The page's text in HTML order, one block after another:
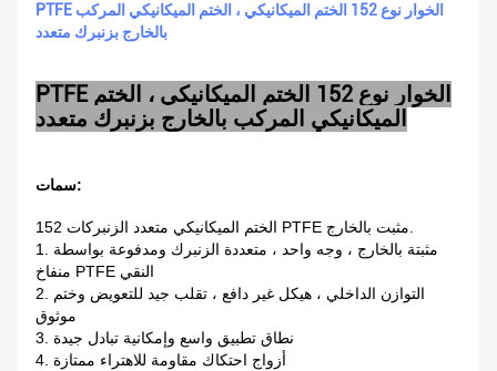
PTFE الخوار نوع 152 الختم الميكانيكي ، الختم الميكانيكي المركب
بالخارج بزنبرك متعدد
PTFE الخوار نوع 152 الختم الميكانيكي ، الختم
الميكانيكي المركب بالخارج بزنبرك متعدد
سمات:
152 الختم الميكانيكي متعدد الزنبركات PTFE مثبت بالخارج.
1. مثبتة بالخارج ، وجه واحد ، متعددة الزنبرك ومدفوعة بواسطة
منفاخ PTFE النقي
2. التوازن الداخلي ، هيكل غير دافع ، تقلب جيد للتعويض وختم
موثوق
3. نطاق تطبيق واسع وإمكانية تبادل جيدة
4. أزواج احتكاك مقاومة للاهتراء ممتازة